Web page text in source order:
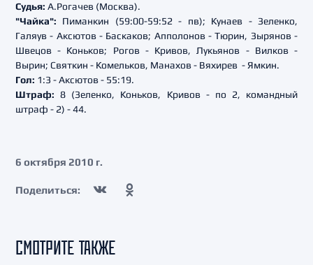
Судья: А.Рогачев (Москва).
"Чайка": Пиманкин (59:00-59:52 - пв); Кунаев - Зеленко,
Галяув - Аксютов - Баскаков; Апполонов - Тюрин, Зырянов -
Швецов - Коньков; Рогов - Кривов, Лукьянов - Вилков -
Вырин; Святкин - Комельков, Манахов - Вяхирев - Ямкин.
Гол: 1:3 - Аксютов - 55:19.
Штраф: 8 (Зеленко, Коньков, Кривов - по 2, командный
штраф - 2) - 44.
6 октября 2010 г.
Поделиться:
СМОТРИТЕ ТАКЖЕ